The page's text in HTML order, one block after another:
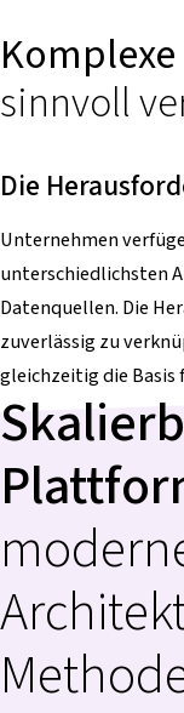
sinnvoll
Die
Unternehmen
unterschiedlichsten
Datenquellen. Die
zuverlässig zu
gleichzeitig die Basis